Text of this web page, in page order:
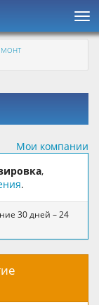
Мои компании
,
.
30 дней – 24